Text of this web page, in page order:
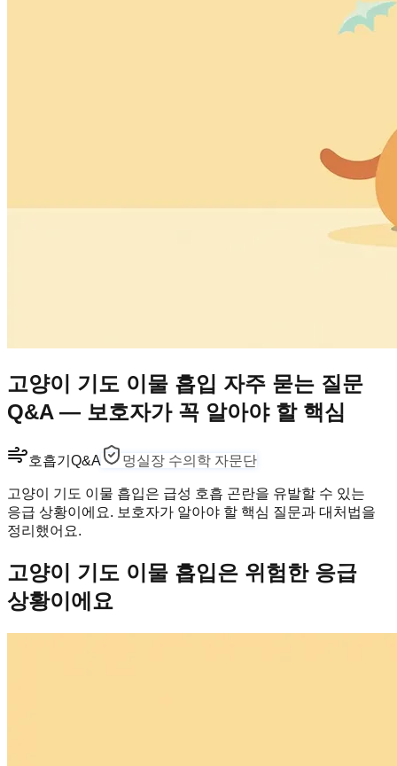
고양이 기도 이물 흡입 자주 묻는 질문
Q&A — 보호자가 꼭 알아야 할 핵심
호흡기 Q&A 멍실장 수의학 자문단
고양이 기도 이물 흡입은 급성 호흡 곤란을 유발할 수 있는
응급 상황이에요. 보호자가 알아야 할 핵심 질문과 대처법을
정리했어요.
고양이 기도 이물 흡입은 위험한 응급
상황이에요